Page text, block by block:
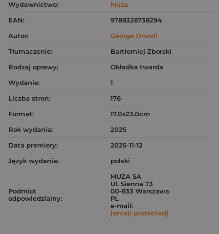
Wydawnictwo:
Muza
EAN:
9788328738294
Autor:
George Orwell
Tłumaczenie:
Bartłomiej Zborski
Rodzaj oprawy:
Okładka twarda
Wydanie:
1
Liczba stron:
176
Format:
17.0x23.0cm
Rok wydania:
2025
Data premiery:
2025-11-12
Język wydania:
polski
Podmiot
odpowiedzialny:
MUZA SA
Ul. Sienna 73
00-833 Warszawa
PL
e-mail:
[email protected]